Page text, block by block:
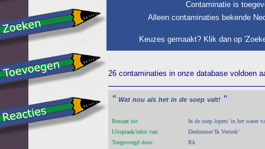
Contaminatie is
Alleen contaminaties bekende
Keuzes gemaakt? Klik dan op
26 contaminaties in onze database voldoen
" Wat nou als het in de soep valt! "
Bestaat uit:
In de soep lopen/ in het water
Uitspraak/tekst van:
Deelnemer’Ik Vertrek’
Toegevoegd door:
Rk